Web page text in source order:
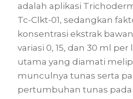
adalah aplikasi
Tc-Clkt-01, sedangkan
konsentrasi ekstrak
variasi 0, 15, dan 30 ml per
utama yang diamati
munculnya tunas serta
pertumbuhan tunas